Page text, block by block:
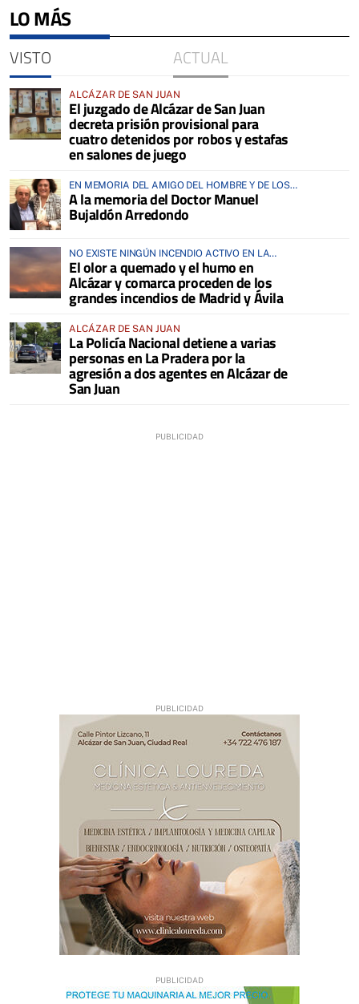
LO MÁS
VISTO ACTUAL
ALCÁZAR DE SAN JUAN
El juzgado de Alcázar de San Juan
decreta prisión provisional para
cuatro detenidos por robos y estafas
en salones de juego
EN MEMORIA DEL AMIGO DEL HOMBRE Y DE LOS
ANIMALES
A la memoria del Doctor Manuel
Bujaldón Arredondo
NO EXISTE NINGÚN INCENDIO ACTIVO EN LA
COMARCA
El olor a quemado y el humo en
Alcázar y comarca proceden de los
grandes incendios de Madrid y Ávila
ALCÁZAR DE SAN JUAN
La Policía Nacional detiene a varias
personas en La Pradera por la
agresión a dos agentes en Alcázar de
San Juan